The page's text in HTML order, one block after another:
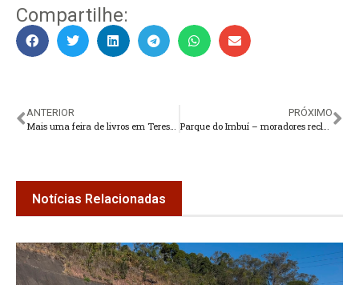
Compartilhe:
ANTERIOR
Mais uma feira de livros em Teresópolis
PRÓXIMO
Parque do Imbuí – moradores reclamam de precariedade na coleta de lixo
Notícias Relacionadas